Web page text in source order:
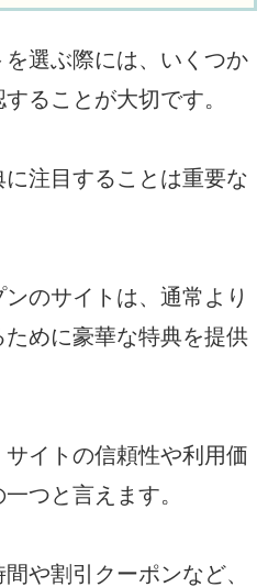
選ぶ際には、いくつか
ることが大切です。
注目することは重要な
のサイトは、通常より
めに豪華な特典を提供
イトの信頼性や利用価
つと言えます。
や割引クーポンなど、